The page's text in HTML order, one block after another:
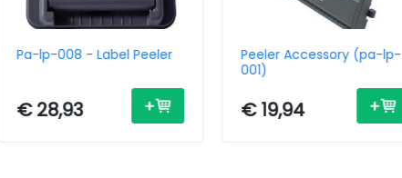
Pa-lp-008 - Label Peeler
€ 28,93
Peeler Accessory (pa-lp-
001)
€ 19,94